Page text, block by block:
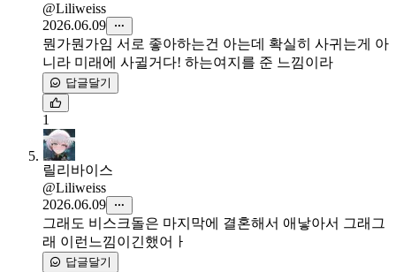
@Liliweiss
2026.06.09
뭔가뭔가임 서로 좋아하는건 아는데 확실히 사귀는게 아
니라 미래에 사귈거다! 하는여지를 준 느낌이라
답글달기
1
릴리바이스
@Liliweiss
2026.06.09
그래도 비스크돌은 마지막에 결혼해서 애낳아서 그래그
래 이런느낌이긴했어ㅏ
답글달기